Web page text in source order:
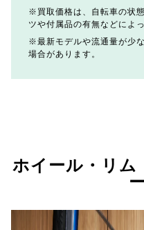
買取価格は、自転車の状
ツや付属品の有無などによ
最新モデルや流通量が少
場合があります。
ホイール・リム